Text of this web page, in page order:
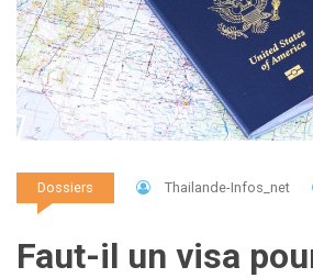
Dossiers Thailande-Infos_net
Faut-il un visa